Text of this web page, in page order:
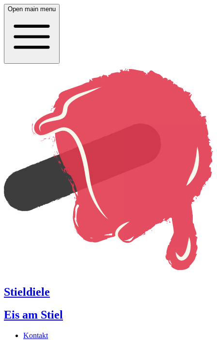
Open main menu
Stieldiele
Eis am Stiel
Kontakt